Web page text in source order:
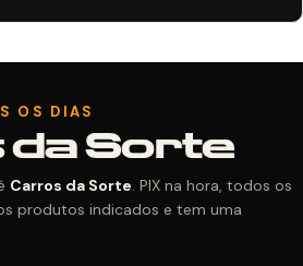
OS DIAS
Sorte
Carros da Sorte. PIX na hora, todos os
produtos indicados e tem uma